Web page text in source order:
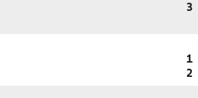
3
1
2